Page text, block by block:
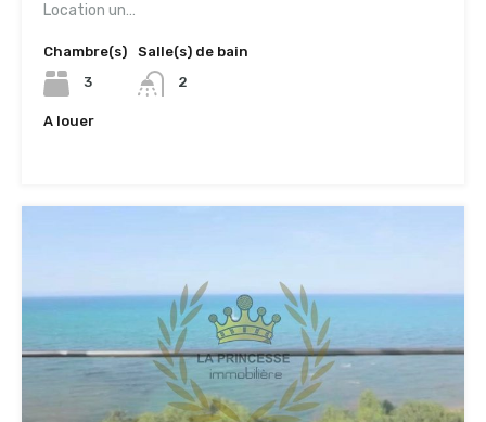
Location un…
Chambre(s)
3
Salle(s) de bain
2
A louer